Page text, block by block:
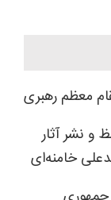
معظم رهبری
و نشر آثار
خامنه‌ای